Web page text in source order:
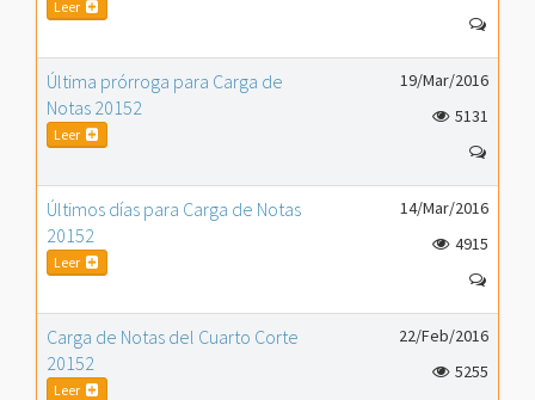
Leer
Última prórroga para Carga de
Notas 20152
Leer
19/Mar/2016
5131
Últimos días para Carga de Notas
20152
Leer
14/Mar/2016
4915
Carga de Notas del Cuarto Corte
20152
Leer
22/Feb/2016
5255